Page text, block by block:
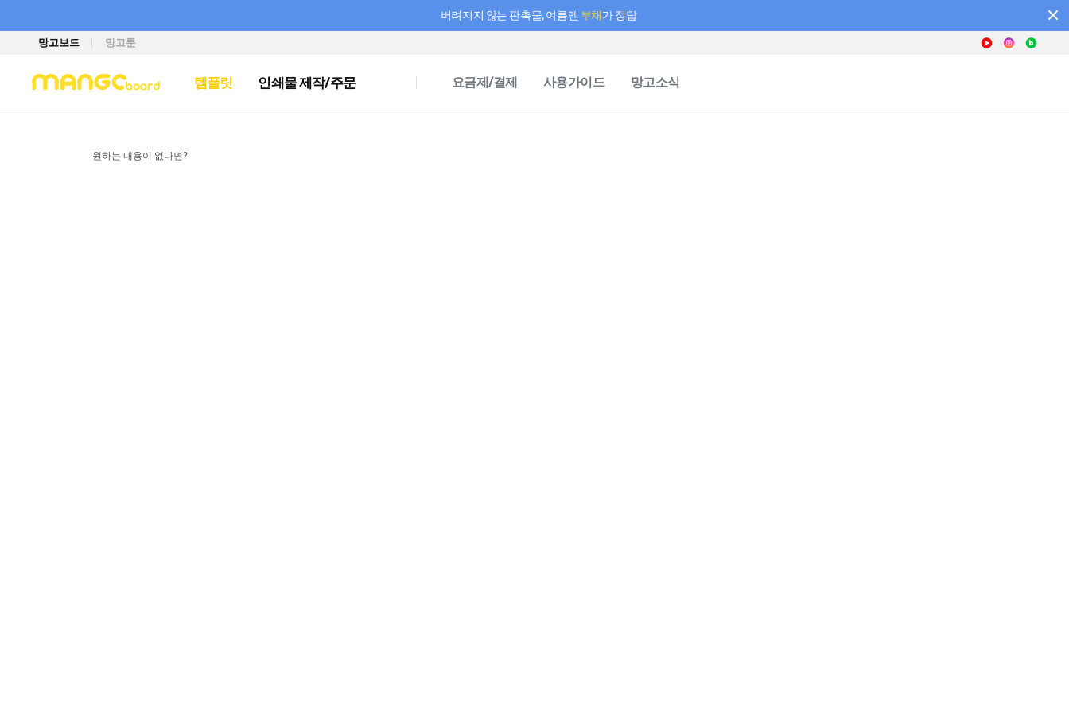
버려지지 않는 판촉물, 여름엔 부채가 정답
망고보드 망고툰
템플릿 인쇄물 제작/주문 요금제/결제 사용가이드 망고소식
원하는 내용이 없다면?